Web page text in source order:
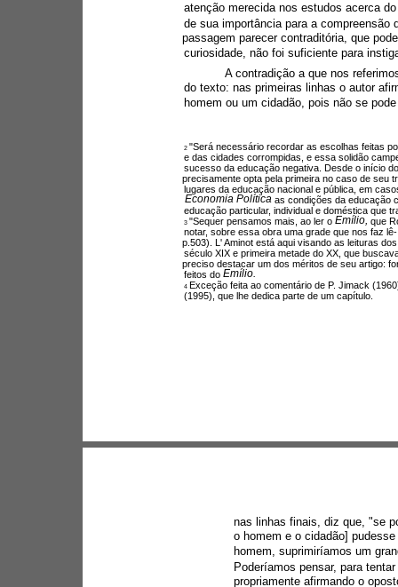
atenção merecida nos estudos acerca
de sua importância para a
passagem parecer contraditória, que
curiosidade, não foi suficiente para
A contradição a que nos
do texto: nas primeiras linhas o autor
homem ou um cidadão, pois não se
2 "Será necessário recordar as escolhas feitas
e das cidades corrompidas, e essa solidão
sucesso da educação negativa. Desde o início
precisamente opta pela primeira no caso de seu
lugares da educação nacional e pública, em
Economia Política as condições da educação
educação particular, individual e doméstica que
3 "Sequer pensamos mais, ao ler o Emílio, que
notar, sobre essa obra uma grade que nos faz
p.503). L' Aminot está aqui visando as leituras
século XIX e primeira metade do XX, que
preciso destacar um dos méritos de seu artigo:
feitos do Emílio.
4 Exceção feita ao comentário de P. Jimack
(1995), que lhe dedica parte de um capítulo.
nas linhas finais, diz que, "se
o homem e o cidadão]
homem, suprimiríamos um
Poderíamos pensar, para
propriamente afirmando o